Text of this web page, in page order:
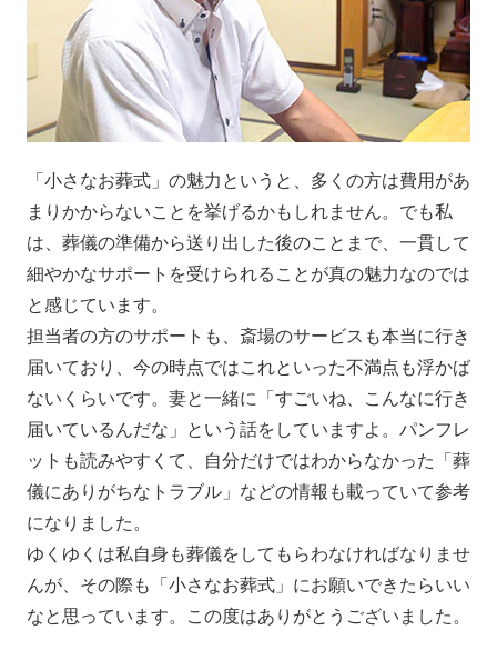
「小さなお葬式」の魅力というと、多くの方は費用があ
まりかからないことを挙げるかもしれません。でも私
は、葬儀の準備から送り出した後のことまで、一貫して
細やかなサポートを受けられることが真の魅力なのでは
と感じています。
担当者の方のサポートも、斎場のサービスも本当に行き
届いており、今の時点ではこれといった不満点も浮かば
ないくらいです。妻と一緒に「すごいね、こんなに行き
届いているんだな」という話をしていますよ。パンフレ
ットも読みやすくて、自分だけではわからなかった「葬
儀にありがちなトラブル」などの情報も載っていて参考
になりました。
ゆくゆくは私自身も葬儀をしてもらわなければなりませ
んが、その際も「小さなお葬式」にお願いできたらいい
なと思っています。この度はありがとうございました。